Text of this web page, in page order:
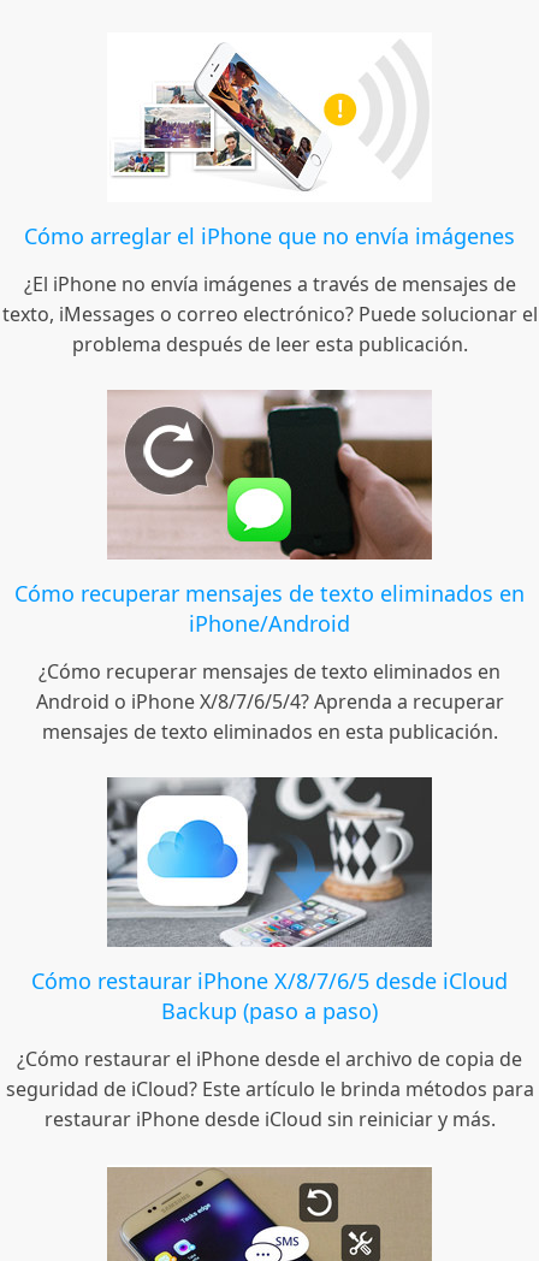
Cómo arreglar el iPhone que no envía imágenes
¿El iPhone no envía imágenes a través de mensajes de
texto, iMessages o correo electrónico? Puede solucionar el
problema después de leer esta publicación.
Cómo recuperar mensajes de texto eliminados en
iPhone/Android
¿Cómo recuperar mensajes de texto eliminados en
Android o iPhone X/8/7/6/5/4? Aprenda a recuperar
mensajes de texto eliminados en esta publicación.
Cómo restaurar iPhone X/8/7/6/5 desde iCloud
Backup (paso a paso)
¿Cómo restaurar el iPhone desde el archivo de copia de
seguridad de iCloud? Este artículo le brinda métodos para
restaurar iPhone desde iCloud sin reiniciar y más.